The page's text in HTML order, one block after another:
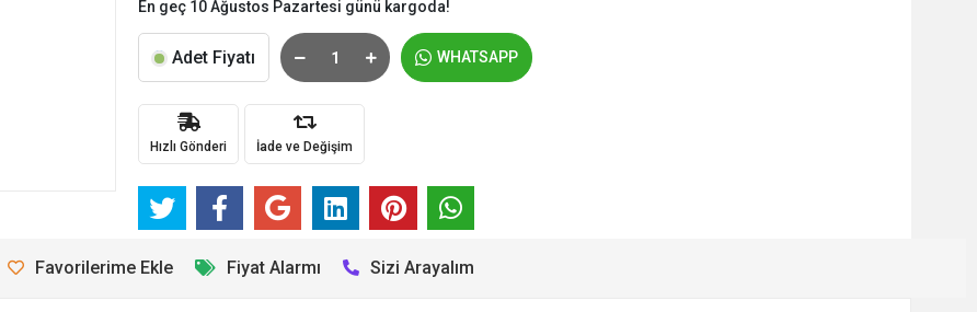
En geç 10 Ağustos Pazartesi günü kargoda!
Adet Fiyatı WHATSAPP
Hızlı Gönderi İade ve Değişim
Favorilerime Ekle Fiyat Alarmı Sizi Arayalım